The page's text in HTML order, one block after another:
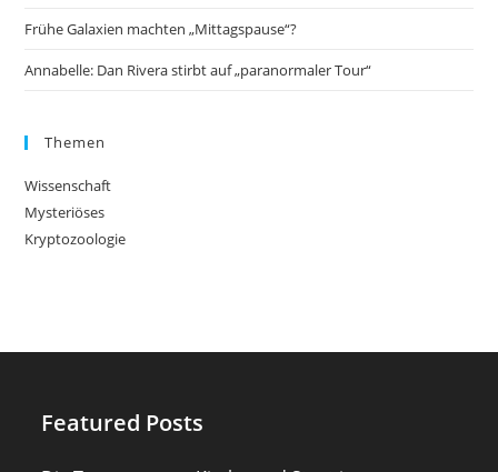
Frühe Galaxien machten „Mittagspause“?
Annabelle: Dan Rivera stirbt auf „paranormaler Tour“
Themen
Wissenschaft
Mysteriöses
Kryptozoologie
Featured Posts